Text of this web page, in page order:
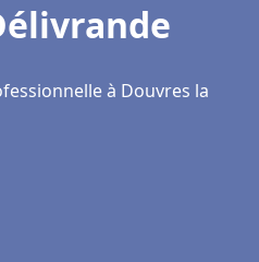
à Douvres la